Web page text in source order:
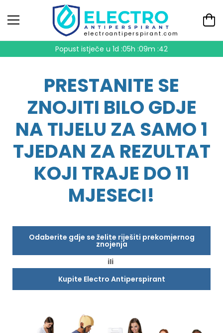
electroantiperspirant.com
Popust istječe u1d :05h :09m :41
PRESTANITE SE
ZNOJITI BILO GDJE
NA TIJELU ZA SAMO 1
TJEDAN ZA REZULTAT
KOJI TRAJE DO 11
MJESECI!
Odaberite gdje se želite riješiti prekomjernog
znojenja
ili
Kupite Electro Antiperspirant